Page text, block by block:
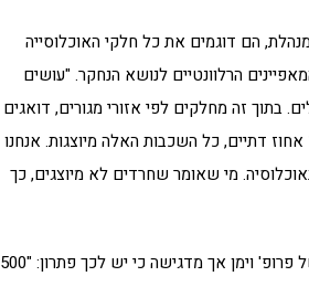
הם דוגמים את כל חלקי האוכלוסייה
הרלוונטיים לנושא הנחקר. "עושים
בתוך זה מחלקים לפי אזורי מגורים, דואגים
לייצוג לפיי מגדר, גילאים ורמה דתית. הנתונים יהיו בערך 9 אחוז חרדים, 12 אחוז דתיים, כל השכבות האלה מיוצגות. אנחנו
מי שאומר שחרדים לא מיוצגים, כך
ביחס לטענה כי רק 20 אחוז משיבים בסקר, ד"ר צמח מסכימה עם דבריו של פרופ' וימן אך מדגישה כי יש לכך פתרון: "500